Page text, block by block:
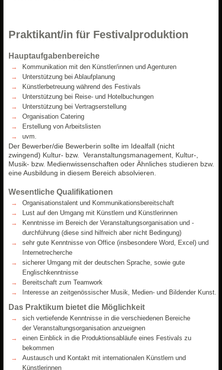
Praktikant/in für Festivalproduktion
Hauptaufgabenbereiche
Kommunikation mit den Künstler/innen und Agenturen
Unterstützung bei Ablaufplanung
Künstlerbetreuung während des Festivals
Unterstützung bei Reise- und Hotelbuchungen
Unterstützung bei Vertragserstellung
Organisation Catering
Erstellung von Arbeitslisten
uvm.
Der Bewerber/die Bewerberin sollte im Idealfall (nicht
zwingend) Kultur- bzw. Veranstaltungsmanagement, Kultur-,
Musik- bzw. Medienwissenschaften oder Ähnliches studieren bzw.
eine Ausbildung in diesem Bereich absolvieren.
Wesentliche Qualifikationen
Organisationstalent und Kommunikationsbereitschaft
Lust auf den Umgang mit Künstlern und Künstlerinnen
Kenntnisse im Bereich der Veranstaltungsorganisation und -
durchführung (diese sind hilfreich aber nicht Bedingung)
sehr gute Kenntnisse von Office (insbesondere Word, Excel) und
Internetrecherche
sicherer Umgang mit der deutschen Sprache, sowie gute
Englischkenntnisse
Bereitschaft zum Teamwork
Interesse an zeitgenössischer Musik, Medien- und Bildender Kunst.
Das Praktikum bietet die Möglichkeit
sich vertiefende Kenntnisse in die verschiedenen Bereiche
der Veranstaltungsorganisation anzueignen
einen Einblick in die Produktionsabläufe eines Festivals zu
bekommen
Austausch und Kontakt mit internationalen Künstlern und
Künstlerinnen